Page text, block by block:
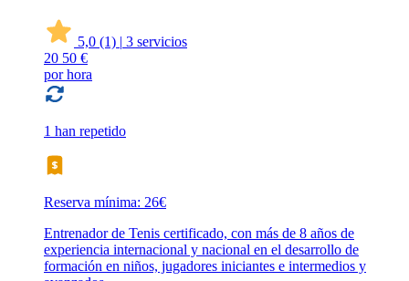
5,0 (1) | 3 servicios
20 50 €
por hora
1 han repetido
Reserva mínima: 26€
Entrenador de Tenis certificado, con más de 8 años de
experiencia internacional y nacional en el desarrollo de
formación en niños, jugadores iniciantes e intermedios y